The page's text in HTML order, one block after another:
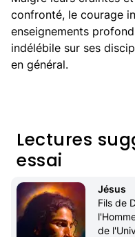
confronté, le courage
enseignements
indélébile sur ses
en général.
Lectures
essai
Jésus
Fils de
de